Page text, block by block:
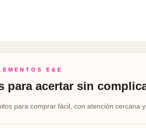
E&E
para acertar sin
para comprar fácil, con atención cercana